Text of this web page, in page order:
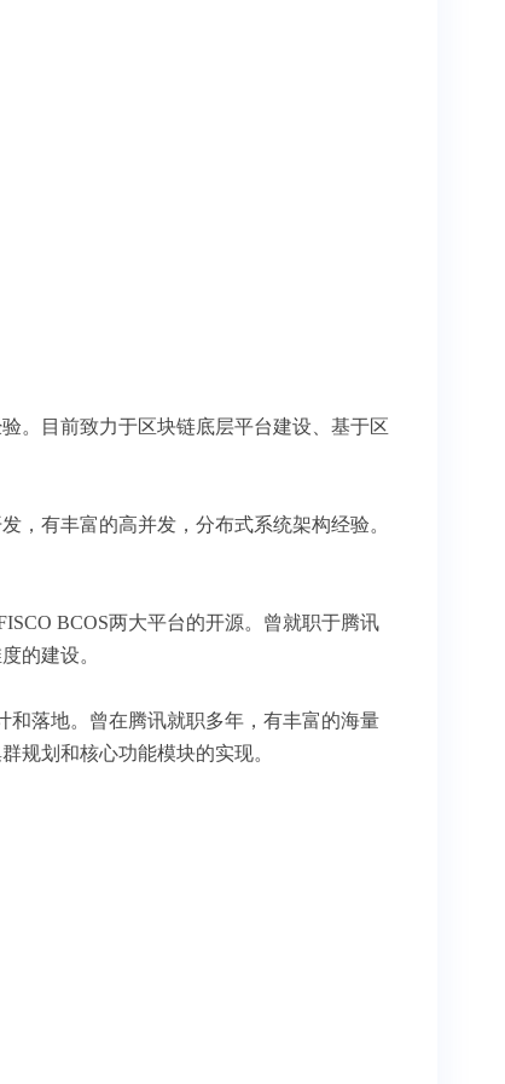
。目前致力于区块链底层平台建设、基于区
，有丰富的高并发，分布式系统架构经验。
BCOS两大平台的开源。曾就职于腾讯
的建设。
和落地。曾在腾讯就职多年，有丰富的海量
规划和核心功能模块的实现。